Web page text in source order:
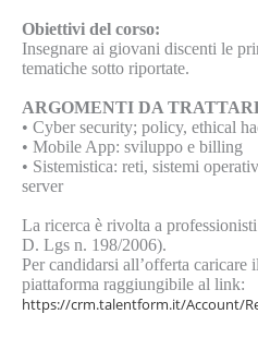
Obiettivi del corso:
Insegnare ai giovani discenti le
tematiche sotto riportate.
ARGOMENTI DA
• Cyber security; policy, ethical
• Mobile App: sviluppo e billing
• Sistemistica: reti, sistemi
server
La ricerca è rivolta a
D. Lgs n. 198/2006).
Per candidarsi all’offerta caricare
piattaforma raggiungibile al link:
https://crm.talentform.it/Account/